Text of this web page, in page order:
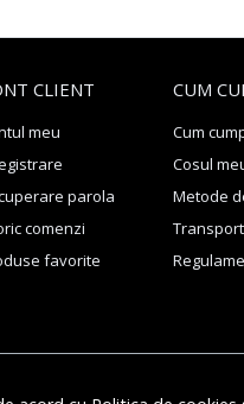
CLIENT
meu
parola
comenzi
favorite
CUM
Cum
Cosul
Metode